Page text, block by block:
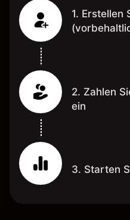
1. Erstellen
2. Zahlen
ein
3. Starten